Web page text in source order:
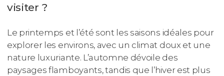
visiter ?
Le printemps et l’été sont les saisons idéales pour
explorer les environs, avec un climat doux et une
nature luxuriante. L’automne dévoile des
paysages flamboyants, tandis que l’hiver est plus